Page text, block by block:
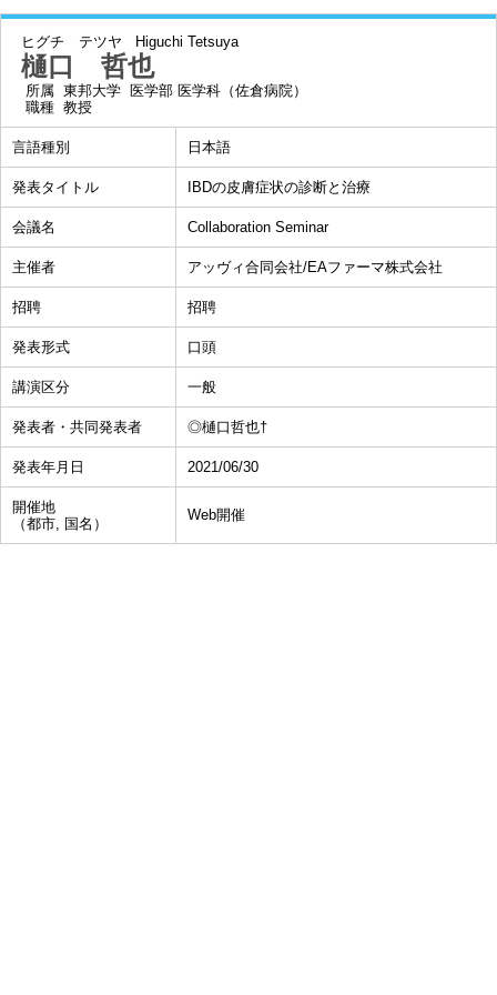
ヒグチ テツヤ Higuchi Tetsuya
樋口 哲也
所属 東邦大学 医学部 医学科（佐倉病院）
職種 教授
言語種別 日本語
発表タイトル IBDの皮膚症状の診断と治療
会議名 Collaboration Seminar
主催者 アッヴィ合同会社/EAファーマ株式会社
招聘 招聘
発表形式 口頭
講演区分 一般
発表者・共同発表者 ◎樋口哲也†
発表年月日 2021/06/30
開催地
（都市, 国名）
Web開催